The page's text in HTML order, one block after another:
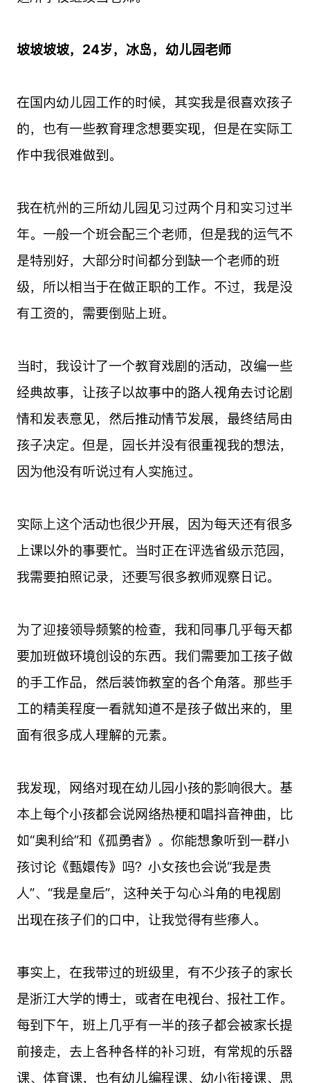
坡坡坡坡，24岁，冰岛，幼儿园老师
在国内幼儿园工作的时候，其实我是很喜欢孩子
的，也有一些教育理念想要实现，但是在实际工
作中我很难做到。
我在杭州的三所幼儿园见习过两个月和实习过半
年。一般一个班会配三个老师，但是我的运气不
是特别好，大部分时间都分到缺一个老师的班
级，所以相当于在做正职的工作。不过，我是没
有工资的，需要倒贴上班。
当时，我设计了一个教育戏剧的活动，改编一些
经典故事，让孩子以故事中的路人视角去讨论剧
情和发表意见，然后推动情节发展，最终结局由
孩子决定。但是，园长并没有很重视我的想法，
因为他没有听说过有人实施过。
实际上这个活动也很少开展，因为每天还有很多
上课以外的事要忙。当时正在评选省级示范园，
我需要拍照记录，还要写很多教师观察日记。
为了迎接领导频繁的检查，我和同事几乎每天都
要加班做环境创设的东西。我们需要加工孩子做
的手工作品，然后装饰教室的各个角落。那些手
工的精美程度一看就知道不是孩子做出来的，里
面有很多成人理解的元素。
我发现，网络对现在幼儿园小孩的影响很大。基
本上每个小孩都会说网络热梗和唱抖音神曲，比
如“奥利给”和《孤勇者》。你能想象听到一群小
孩讨论《甄嬛传》吗？小女孩也会说“我是贵
人”、“我是皇后”，这种关于勾心斗角的电视剧
出现在孩子们的口中，让我觉得有些瘆人。
事实上，在我带过的班级里，有不少孩子的家长
是浙江大学的博士，或者在电视台、报社工作。
每到下午，班上几乎有一半的孩子都会被家长提
前接走，去上各种各样的补习班，有常规的乐器
课、体育课，也有幼儿编程课、幼小衔接课、思